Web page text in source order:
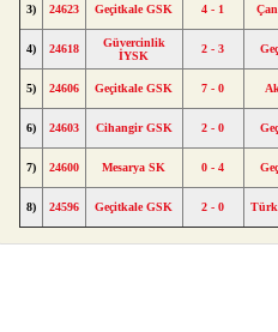
3) 24623 Geçitkale GSK 4 - 1
4) 24618
Güvercinlik
İYSK
2 - 3
5) 24606 Geçitkale GSK 7 - 0
6) 24603 Cihangir GSK 2 - 0
7) 24600 Mesarya SK 0 - 4
8) 24596 Geçitkale GSK 2 - 0